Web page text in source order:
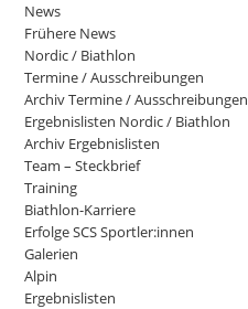
News
Frühere News
Nordic / Biathlon
Termine / Ausschreibungen
Archiv Termine / Ausschreibungen
Ergebnislisten Nordic / Biathlon
Archiv Ergebnislisten
Team – Steckbrief
Training
Biathlon-Karriere
Erfolge SCS Sportler:innen
Galerien
Alpin
Ergebnislisten